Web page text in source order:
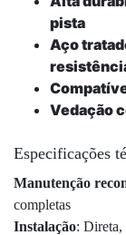
pista
Aço
Vedação
Especificações
Manutenção
completas
Instalação: Direta,